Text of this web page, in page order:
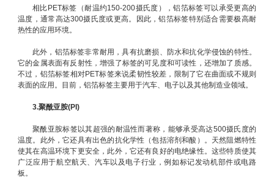
相比PET标签（耐温约150-200摄氏度），铝箔标签可以承受更高的
温度，通常高达300摄氏度或更高。因此，铝箔标签特别适合需要极高耐
热性的应用环境。
此外，铝箔标签非常耐用，具有抗磨损、防水和抗化学侵蚀的特性。
它的金属表面有反射性，增强了标签的可见度和可读性，还增加了质感。
不过，铝箔标签相对PET标签来说柔韧性较差，限制了它在曲面或不规则
表面的应用。目前，铝箔标签主要用于汽车、电子以及其他制造业领域。
3.聚酰亚胺(PI)
聚酰亚胺标签以其超强的耐温性而著称，能够承受高达500摄氏度的
温度。此外，它还具有出色的抗化学性（包括溶剂和酸）。天然阻燃特性
使其在高温环境下更安全，此外，它还有良好的电绝缘性。这些特质使其
广泛应用于航空航天、汽车以及电子行业，例如标记发动机部件或电路
板。